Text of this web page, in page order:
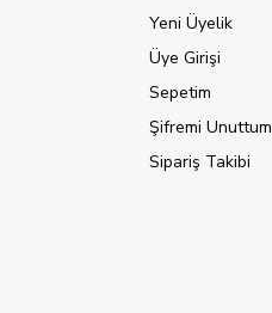
Yeni Üyelik
Üye Girişi
Sepetim
Şifremi Unuttum
Sipariş Takibi